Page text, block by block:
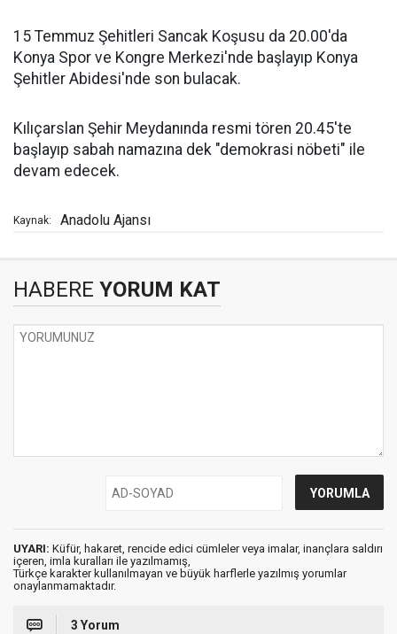
15 Temmuz Şehitleri Sancak Koşusu da 20.00'da
Konya Spor ve Kongre Merkezi'nde başlayıp Konya
Şehitler Abidesi'nde son bulacak.
Kılıçarslan Şehir Meydanında resmi tören 20.45'te
başlayıp sabah namazına dek "demokrasi nöbeti" ile
devam edecek.
Kaynak: Anadolu Ajansı
HABERE YORUM KAT
UYARI: Küfür, hakaret, rencide edici cümleler veya imalar, inançlara saldırı
içeren, imla kuralları ile yazılmamış,
Türkçe karakter kullanılmayan ve büyük harflerle yazılmış yorumlar
onaylanmamaktadır.
3 Yorum